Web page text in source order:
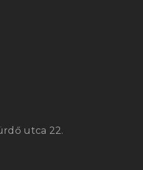
utca 22.